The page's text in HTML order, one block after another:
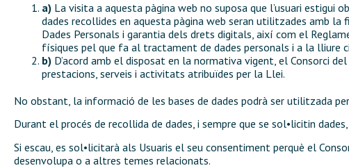
a) La visita a aquesta pàgina web no suposa que l’usuari
dades recollides en aquesta pàgina web seran utilitzades amb
Dades Personals i garantia dels drets digitals, així com el
físiques pel que fa al tractament de dades personals i a la lliure
b) D’acord amb el disposat en la normativa vigent, el Consorci
prestacions, serveis i activitats atribuïdes per la Llei.
No obstant, la informació de les bases de dades podrà ser utilitzada
Durant el procés de recollida de dades, i sempre que se sol•licitin
Si escau, es sol•licitarà als Usuaris el seu consentiment perquè el
desenvolupa o a altres temes relacionats.